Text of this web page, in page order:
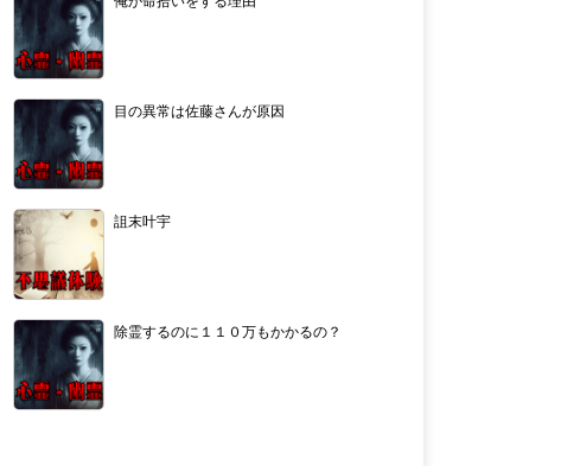
目の異常は佐藤さんが原因
詛末叶宇
除霊するのに１１０万もかかるの？